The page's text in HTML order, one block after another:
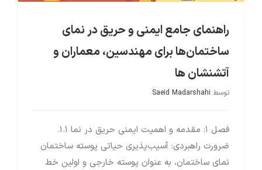
راهنمای جامع ایمنی و حریق در نمای
ساختمان‌ها برای مهندسین، معماران و
آتشنشان ها
توسط Saeid Madarshahi
فصل ۱: مقدمه و اهمیت ایمنی حریق در نما ۱.۱.
ضرورت راهبردی: آسیب‌پذیری حیاتی پوسته ساختمان
نمای ساختمان، به عنوان پوسته خارجی و اولین خط